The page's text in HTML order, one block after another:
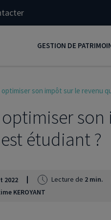
GESTION DE
Réduire ses impôts
Préparer sa retraite
Transmission de
Protéger ses proches
Comment placer son
optimiser son impôt sur le revenu
son
étudiant ?
2022 Lecture de 2 min.
KEROYANT